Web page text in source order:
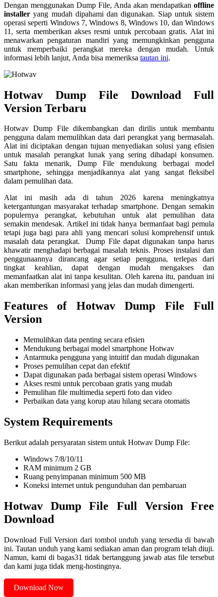
Dengan menggunakan Dump File, Anda akan mendapatkan offline
installer yang mudah dipahami dan digunakan. Siap untuk sistem
operasi seperti Windows 7, Windows 8, Windows 10, dan Windows
11, serta memberikan akses resmi untuk percobaan gratis. Alat ini
menawarkan pengaturan mandiri yang memungkinkan pengguna
untuk memperbaiki perangkat mereka dengan mudah. Untuk
informasi lebih lanjut, Anda bisa memeriksa tautan ini.
Hotwav Dump File Download Full
Version Terbaru
Hotwav Dump File dikembangkan dan dirilis untuk membantu
pengguna dalam memulihkan data dari perangkat yang bermasalah.
Alat ini diciptakan dengan tujuan menyediakan solusi yang efisien
untuk masalah perangkat lunak yang sering dihadapi konsumen.
Satu fakta menarik, Dump File mendukung berbagai model
smartphone, sehingga menjadikannya alat yang sangat fleksibel
dalam pemulihan data.
Alat ini masih ada di tahun 2026 karena meningkatnya
ketergantungan masyarakat terhadap smartphone. Dengan semakin
populernya perangkat, kebutuhan untuk alat pemulihan data
semakin mendesak. Artikel ini tidak hanya bermanfaat bagi pemula
tetapi juga bagi para ahli yang mencari solusi komprehensif untuk
masalah data perangkat. Dump File dapat digunakan tanpa harus
khawatir menghadapi berbagai masalah teknis. Proses instalasi dan
penggunaannya dirancang agar setiap pengguna, terlepas dari
tingkat keahlian, dapat dengan mudah mengakses dan
memanfaatkan alat ini tanpa kesulitan. Oleh karena itu, panduan ini
akan memberikan informasi yang jelas dan mudah dimengerti.
Features of Hotwav Dump File Full
Version
Memulihkan data penting secara efisien
Mendukung berbagai model smartphone Hotwav
Antarmuka pengguna yang intuitif dan mudah digunakan
Proses pemulihan cepat dan efektif
Dapat digunakan pada berbagai sistem operasi Windows
Akses resmi untuk percobaan gratis yang mudah
Pemulihan file multimedia seperti foto dan video
Perbaikan data yang korup atau hilang secara otomatis
System Requirements
Berikut adalah persyaratan sistem untuk Hotwav Dump File:
Windows 7/8/10/11
RAM minimum 2 GB
Ruang penyimpanan minimum 500 MB
Koneksi internet untuk pengunduhan dan pembaruan
Hotwav Dump File Full Version Free
Download
Download Full Version dari tombol unduh yang tersedia di bawah
ini. Tautan unduh yang kami sediakan aman dan program telah diuji.
Namun, kami di bagas31 tidak bertanggung jawab atas file tersebut
dan kami juga tidak meng-hostingnya.
Download Now